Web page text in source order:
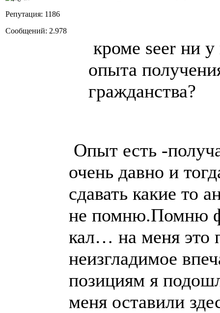
Репутация: 1186
Сообщений: 2.978
кроме seer ни у
опыта
гражданства?
Опыт есть -
очень давно и
сдавать какие то
не помню.Помню
кал… на меня это
неизгладимое
позициям я
меня оставили